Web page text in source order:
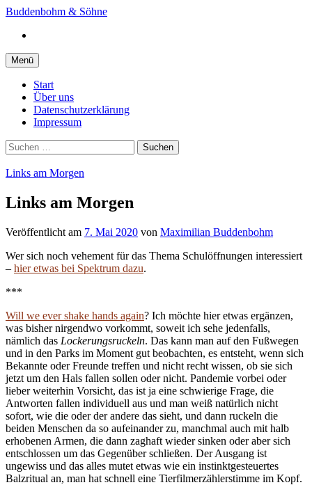
Springe
Inhalt
Buddenbohm & Söhne
Menü
Start
Über uns
Datenschutzerklärung
Impressum
Suchen
nach:
Links am Morgen
Links am Morgen
Veröffentlicht am 7. Mai 2020 von Maximilian Buddenbohm
Wer sich noch vehement für das Thema Schulöffnungen interessiert
– hier etwas bei Spektrum dazu.
***
Will we ever shake hands again? Ich möchte hier etwas ergänzen,
was bisher nirgendwo vorkommt, soweit ich sehe jedenfalls,
nämlich das Lockerungsruckeln. Das kann man auf den Fußwegen
und in den Parks im Moment gut beobachten, es entsteht, wenn sich
Bekannte oder Freunde treffen und nicht recht wissen, ob sie sich
jetzt um den Hals fallen sollen oder nicht. Pandemie vorbei oder
lieber weiterhin Vorsicht, das ist ja eine schwierige Frage, die
Antworten fallen individuell aus und man weiß natürlich nicht
sofort, wie die oder der andere das sieht, und dann ruckeln die
beiden Menschen da so aufeinander zu, manchmal auch mit halb
erhobenen Armen, die dann zaghaft wieder sinken oder aber sich
entschlossen um das Gegenüber schließen. Der Ausgang ist
ungewiss und das alles mutet etwas wie ein instinktgesteuertes
Balzritual an, man hat schnell eine Tierfilmerzählerstimme im Kopf.